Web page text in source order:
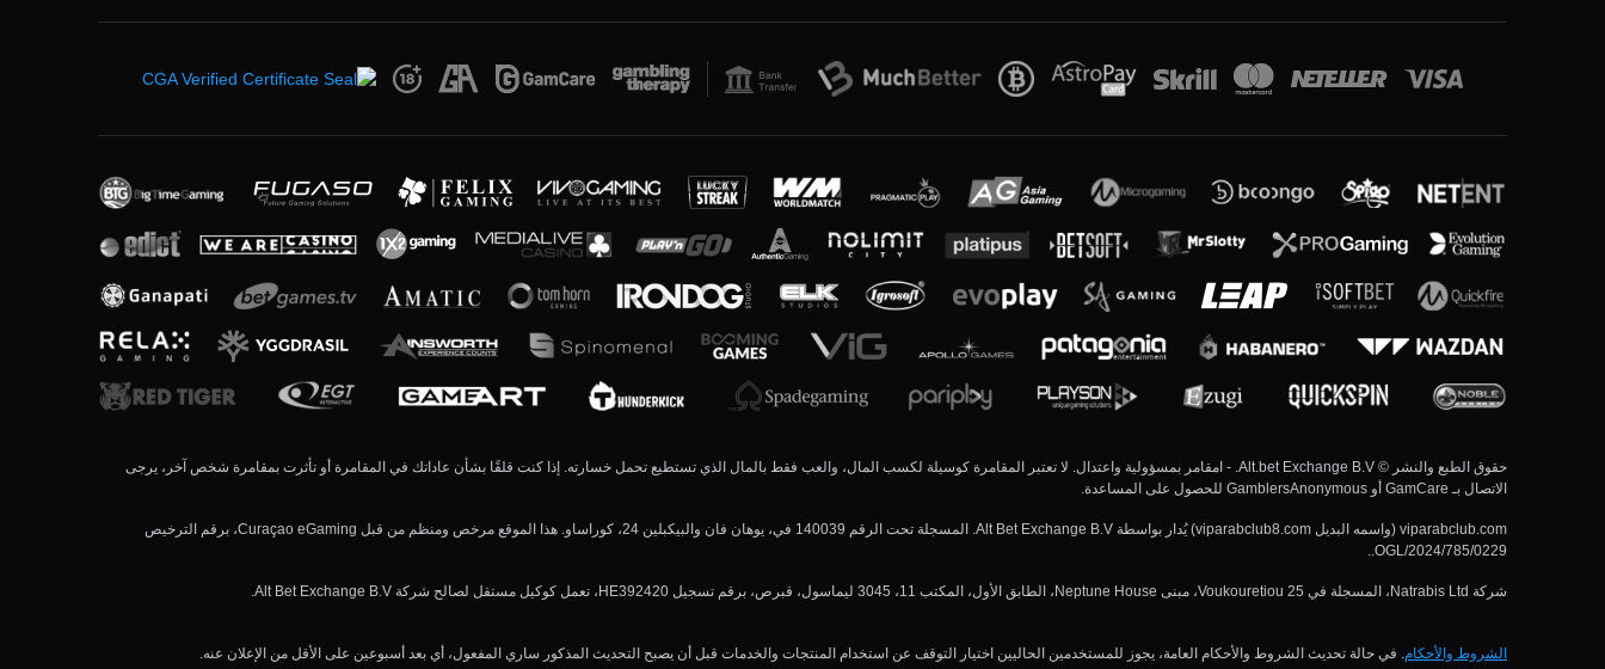
حقوق الطبع والنشر © Alt.bet Exchange B.V. - امقامر بمسؤولية واعتدال. لا تعتبر المقامرة كوسيلة لكسب المال، والعب فقط بالمال الذي تستطيع تحمل خسارته. إذا كنت قلقًا بشأن عاداتك في المقامرة أو تأثرت بمقامرة شخص آخر، يرجى
الاتصال بـ GamCare أو GamblersAnonymous للحصول على المساعدة.
viparabclub.com (واسمه البديل viparabclub8.com) يُدار بواسطة Alt Bet Exchange B.V. المسجلة تحت الرقم 140039 في، يوهان فان والبيكبلين 24، كوراساو. هذا الموقع مرخص ومنظم من قبل Curaçao eGaming، برقم الترخيص
OGL/2024/785/0229..
شركة Natrabis Ltd، المسجلة في Voukouretiou 25، مبنى Neptune House، الطابق الأول، المكتب 11، 3045 ليماسول، قبرص، برقم تسجيل HE392420، تعمل كوكيل مستقل لصالح شركة Alt Bet Exchange B.V.
الشروط والأحكام. في حالة تحديث الشروط والأحكام العامة، يجوز للمستخدمين الحاليين اختيار التوقف عن استخدام المنتجات والخدمات قبل أن يصبح التحديث المذكور ساري المفعول، أي بعد أسبوعين على الأقل من الإعلان عنه.